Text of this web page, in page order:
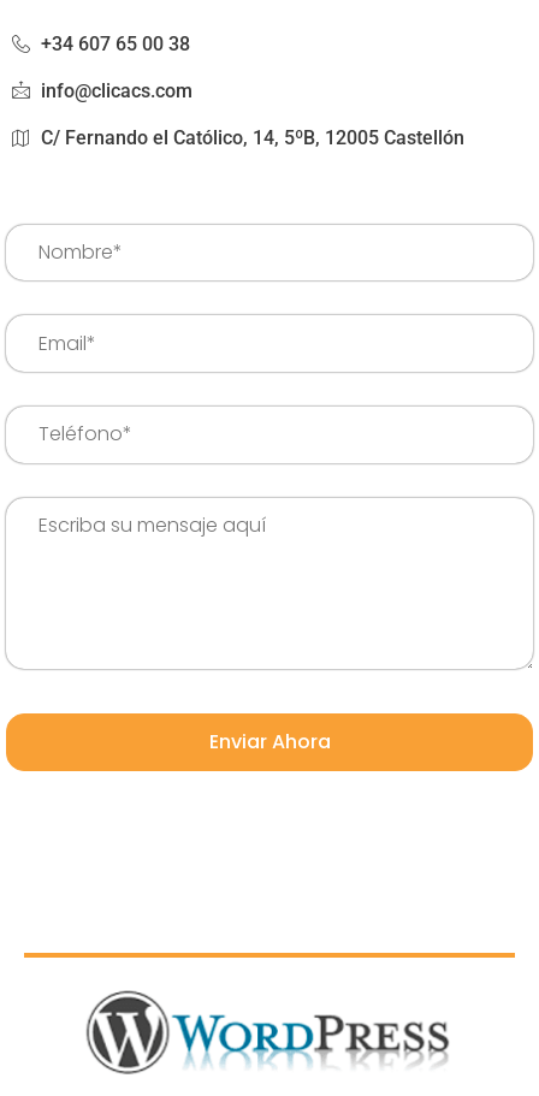
+34 607 65 00 38
info@clicacs.com
C/ Fernando el Católico, 14, 5ºB, 12005 Castellón